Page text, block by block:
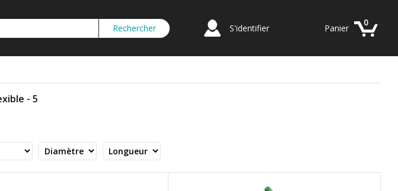
S'identifier
0
Panier
- 5